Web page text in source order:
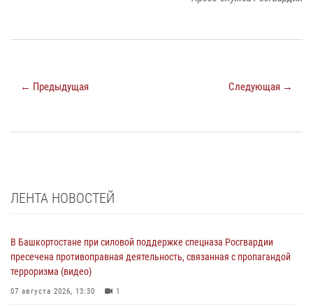
← Предыдущая Следующая →
ЛЕНТА НОВОСТЕЙ
В Башкортостане при силовой поддержке спецназа Росгвардии
пресечена противоправная деятельность, связанная с пропагандой
терроризма (видео)
07 августа 2026, 13:30 1